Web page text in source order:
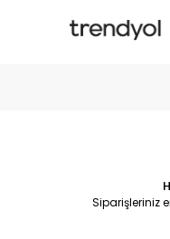
Siparişleriniz